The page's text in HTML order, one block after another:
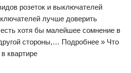
розеток и выключателей
лучше доверить
хотя бы малейшее сомнение в
стороны,… Подробнее » Что
квартире